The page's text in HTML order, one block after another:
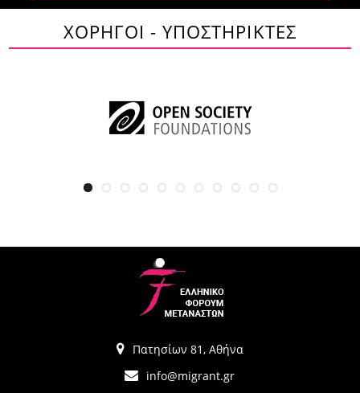
ΧΟΡΗΓΟΙ - ΥΠΟΣΤΗΡΙΚΤΕΣ
Πατησίων 81, Αθήνα
info@migrant.gr